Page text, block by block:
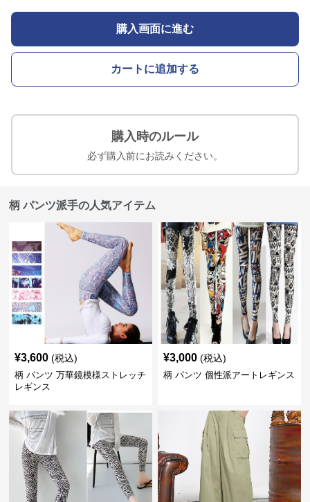
購入画面に進む
カートに追加する
購入時のルール
必ず購入前にお読みください。
柄 パンツ派手の人気アイテム
¥3,600 (税込)
柄 パンツ 万華鏡模様ストレッチ
レギンス
¥3,000 (税込)
柄 パンツ 個性派アートレギンス